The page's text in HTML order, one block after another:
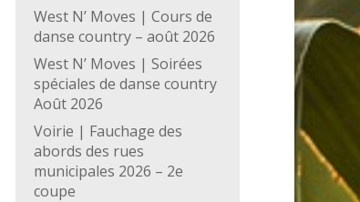
West N’ Moves | Cours de
danse country – août 2026
West N’ Moves | Soirées
spéciales de danse country
Août 2026
Voirie | Fauchage des
abords des rues
municipales 2026 – 2e
coupe